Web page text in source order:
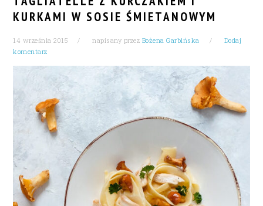
KURKAMI W SOSIE ŚMIETANOWYM
14 września 2015 napisany przez Bożena Garbińska
Dodaj
komentarz